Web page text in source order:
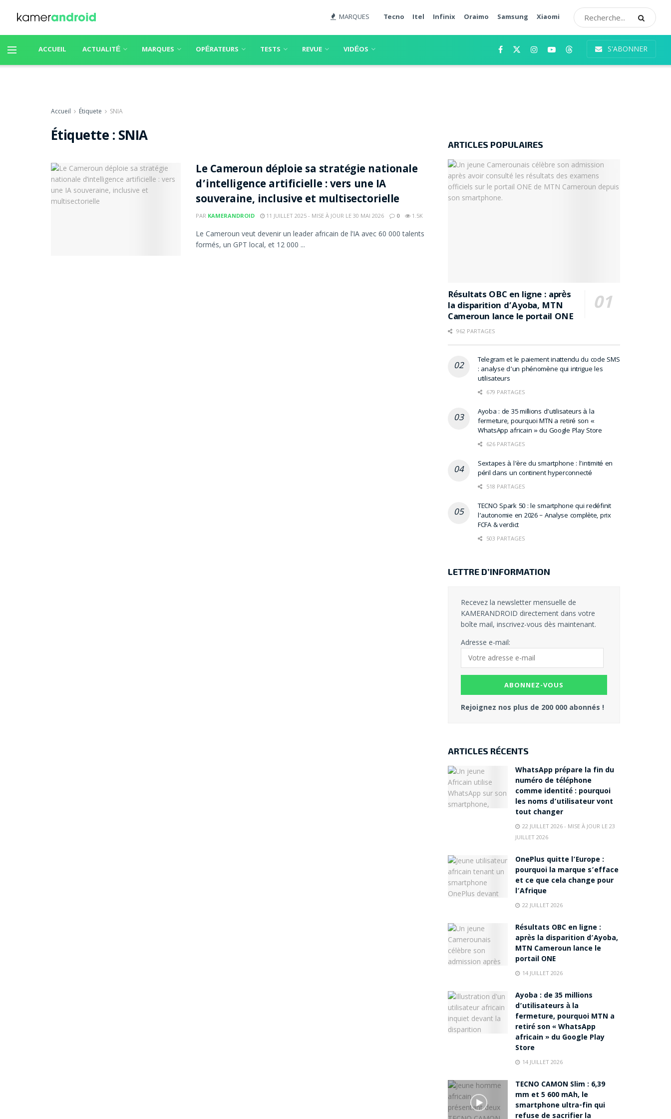
MARQUES Tecno Itel Infinix Oraimo Samsung Xiaomi
ACCUEIL ACTUALITÉ MARQUES OPÉRATEURS TESTS REVUE VIDÉOS S'ABONNER
Accueil Étiquete SNIA
Étiquette : SNIA
Le Cameroun déploie sa stratégie nationale
d’intelligence artificielle : vers une IA
souveraine, inclusive et multisectorielle
PAR KAMERANDROID 11 JUILLET 2025 - MISE À JOUR LE 30 MAI 2026 0 1.5K
Le Cameroun veut devenir un leader africain de l’IA avec 60 000 talents
formés, un GPT local, et 12 000 ...
ARTICLES POPULAIRES
Résultats OBC en ligne : après
la disparition d’Ayoba, MTN
Cameroun lance le portail ONE
962 PARTAGES
Telegram et le paiement inattendu du code SMS
: analyse d’un phénomène qui intrigue les
utilisateurs
679 PARTAGES
Ayoba : de 35 millions d’utilisateurs à la
fermeture, pourquoi MTN a retiré son «
WhatsApp africain » du Google Play Store
626 PARTAGES
Sextapes à l’ère du smartphone : l’intimité en
péril dans un continent hyperconnecté
518 PARTAGES
TECNO Spark 50 : le smartphone qui redéfinit
l’autonomie en 2026 – Analyse complète, prix
FCFA & verdict
503 PARTAGES
LETTRE D’INFORMATION
Recevez la newsletter mensuelle de
KAMERANDROID directement dans votre
boîte mail, inscrivez-vous dès maintenant.
Adresse e-mail:
Rejoignez nos plus de 200 000 abonnés !
ARTICLES RÉCENTS
WhatsApp prépare la fin du
numéro de téléphone
comme identité : pourquoi
les noms d’utilisateur vont
tout changer
22 JUILLET 2026 - MISE À JOUR LE 23
JUILLET 2026
OnePlus quitte l’Europe :
pourquoi la marque s’efface
et ce que cela change pour
l’Afrique
22 JUILLET 2026
Résultats OBC en ligne :
après la disparition d’Ayoba,
MTN Cameroun lance le
portail ONE
14 JUILLET 2026
Ayoba : de 35 millions
d’utilisateurs à la
fermeture, pourquoi MTN a
retiré son « WhatsApp
africain » du Google Play
Store
14 JUILLET 2026
TECNO CAMON Slim : 6,39
mm et 5 600 mAh, le
smartphone ultra-fin qui
refuse de sacrifier la